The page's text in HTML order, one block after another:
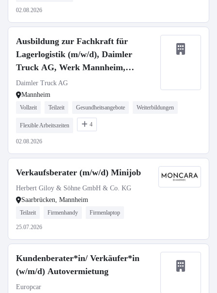
02.08.2026
Ausbildung zur Fachkraft für
Lagerlogistik (m/w/d), Daimler
Truck AG, Werk Mannheim,
Ausbildungsbeginn 13.09.2027
Daimler Truck AG
Mannheim
Vollzeit Teilzeit Gesundheitsangebote Weiterbildungen
Flexible Arbeitszeiten 4
02.08.2026
Verkaufsberater (m/w/d) Minijob
Herbert Giloy & Söhne GmbH & Co. KG
Saarbrücken, Mannheim
Teilzeit Firmenhandy Firmenlaptop
25.07.2026
Kundenberater*in/ Verkäufer*in
(w/m/d) Autovermietung
Europcar